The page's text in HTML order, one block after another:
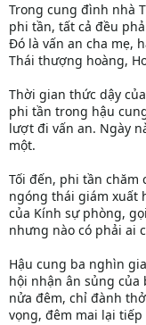
Trong cung đình nhà
phi tần, tất cả đều
Đó là vấn an cha mẹ,
Thái thượng hoàng,
Thời gian thức dậy
phi tần trong hậu
lượt đi vấn an. Ngày
một.
Tối đến, phi tần
ngóng thái giám xuất
của Kính sự phòng,
nhưng nào có phải ai
Hậu cung ba nghìn
hội nhận ân sủng của
nửa đêm, chỉ đành
vọng, đêm mai lại tiếp